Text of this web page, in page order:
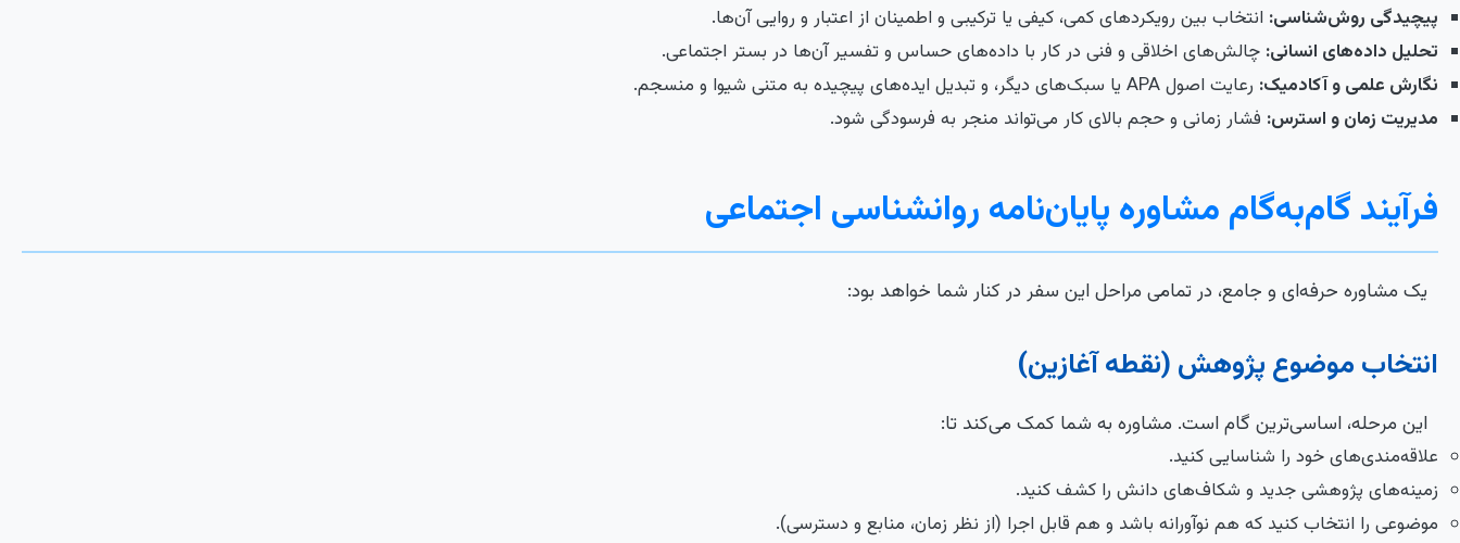
پیچیدگی روش‌شناسی: انتخاب بین رویکردهای کمی، کیفی یا ترکیبی و اطمینان از اعتبار و روایی آن‌ها.
تحلیل داده‌های انسانی: چالش‌های اخلاقی و فنی در کار با داده‌های حساس و تفسیر آن‌ها در بستر اجتماعی.
نگارش علمی و آکادمیک: رعایت اصول APA یا سبک‌های دیگر، و تبدیل ایده‌های پیچیده به متنی شیوا و منسجم.
مدیریت زمان و استرس: فشار زمانی و حجم بالای کار می‌تواند منجر به فرسودگی شود.
فرآیند گام‌به‌گام مشاوره پایان‌نامه روانشناسی اجتماعی
یک مشاوره حرفه‌ای و جامع، در تمامی مراحل این سفر در کنار شما خواهد بود:
انتخاب موضوع پژوهش (نقطه آغازین)
این مرحله، اساسی‌ترین گام است. مشاوره به شما کمک می‌کند تا:
علاقه‌مندی‌های خود را شناسایی کنید.
زمینه‌های پژوهشی جدید و شکاف‌های دانش را کشف کنید.
موضوعی را انتخاب کنید که هم نوآورانه باشد و هم قابل اجرا (از نظر زمان، منابع و دسترسی).